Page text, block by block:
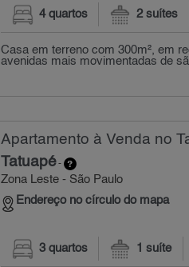
4 quartos 2 suítes
Casa em terreno com 300m², em
avenidas mais movimentadas de
Apartamento à Venda no
Tatuapé-
Zona Leste - São Paulo
Endereço no círculo do mapa
3 quartos 1 suíte